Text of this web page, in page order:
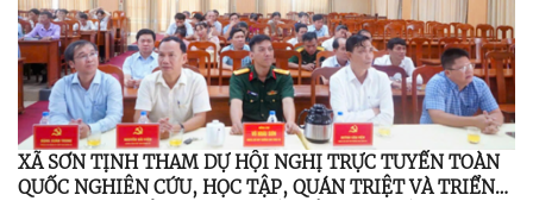
XÃ SƠN TỊNH THAM DỰ HỘI NGHỊ TRỰC TUYẾN TOÀN
QUỐC NGHIÊN CỨU, HỌC TẬP, QUÁN TRIỆT VÀ TRIỂN